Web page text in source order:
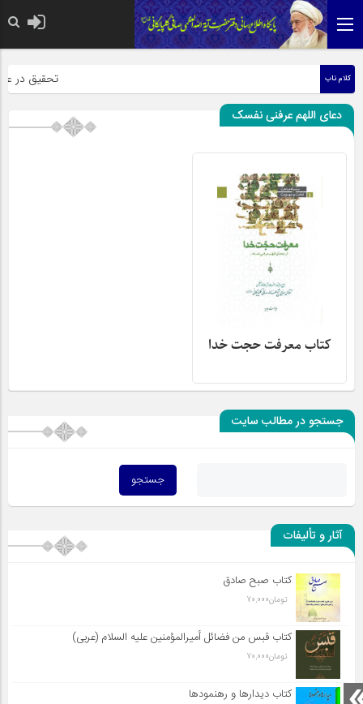
کلام ناب تحقیق در
دعای اللهم عرفنی نفسک
کتاب معرفت حجت خدا
جستجو در مطالب سایت
آثار و تألیفات
کتاب صبح صادق
تومان70,000
کتاب قبس من فضائل أميرالمؤمنين علیه السلام (عربی)
تومان70,000
کتاب دیدارها و رهنمودها